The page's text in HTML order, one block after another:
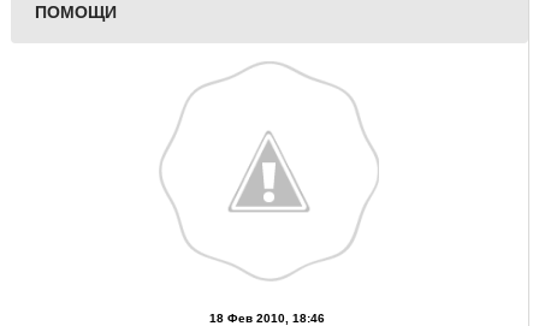
ПОМОЩИ
18 Фев 2010, 18:46